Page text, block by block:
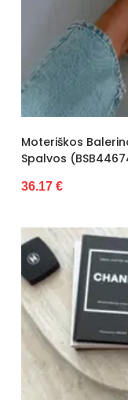
Moteriškos
Spalvos
36.17 €